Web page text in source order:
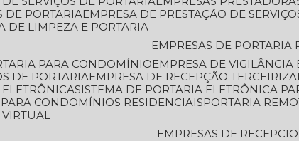
DE PORTARIA
EMPRESA DE PRESTAÇÃO DE
DE LIMPEZA E PORTARIA
EMPRESAS DE PORTARIA
PARA CONDOMÍNIO
EMPRESA DE VIGILÂNCIA
DE PORTARIA
EMPRESA DE RECEPÇÃO
ELETRÔNICA SISTEMA DE PORTARIA ELETRÔNICA
PARA CONDOMÍNIOS RESIDENCIAIS
PORTARIA
VIRTUAL
EMPRESAS DE